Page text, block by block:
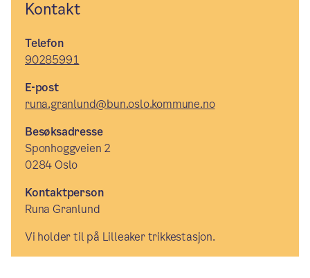
Kontakt
Telefon
90285991
E-post
runa.granlund@bun.oslo.kommune.no
Besøksadresse
Sponhoggveien 2
0284 Oslo
Kontaktperson
Runa Granlund
Vi holder til på Lilleaker trikkestasjon.